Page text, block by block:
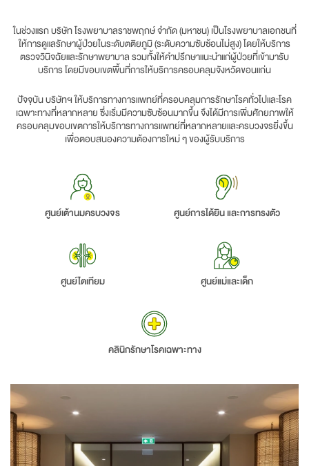
ในช่วงแรก บริษัท โรงพยาบาลราชพฤกษ์ จำกัด (มหาชน) เป็นโรงพยาบาลเอกชนที่
ให้การดูแลรักษาผู้ป่วยในระดับตติยภูมิ (ระดับความซับซ้อนไม่สูง) โดยให้บริการ
ตรวจวินิจฉัยและรักษาพยาบาล รวมทั้งให้คำปรึกษาแนะนำแก่ผู้ป่วยที่เข้ามารับ
บริการ โดยมีขอบเขตพื้นที่การให้บริการครอบคลุมจังหวัดขอนแก่น
ปัจจุบัน บริษัทฯ ให้บริการทางการแพทย์ที่ครอบคลุมการรักษาโรคทั่วไปและโรค
เฉพาะทางที่หลากหลาย ซึ่งเริ่มมีความซับซ้อนมากขึ้น จึงได้มีการเพิ่มศักยภาพให้
ครอบคลุมขอบเขตการให้บริการทางการแพทย์ที่หลากหลายและครบวงจรยิ่งขึ้น
เพื่อตอบสนองความต้องการใหม่ ๆ ของผู้รับบริการ
ศูนย์เต้านมครบวงจร ศูนย์การได้ยินและการทรงตัว
ศูนย์ไตเทียม ศูนย์แม่และเด็ก
คลินิกรักษาโรคเฉพาะทาง